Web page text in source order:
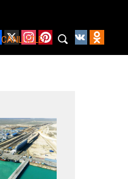
Facebook
X Instagram
PinterestYouTube
VK
CANLI İZLE